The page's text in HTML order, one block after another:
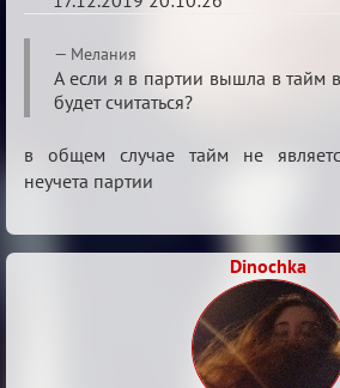
Re:
Обсуждение
Охоты
за
скальпами
Мелания
А если я в партии вышла в тайм
будет считаться?
в общем случае тайм не
неучета партии
Dinochka